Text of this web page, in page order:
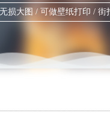
损大图 / 可做壁纸打印 / 街